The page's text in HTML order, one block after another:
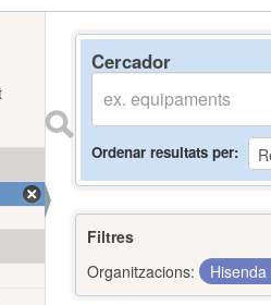
Cercador
Ordenar resultats per
Filtres
Organitzacions:
Hisenda